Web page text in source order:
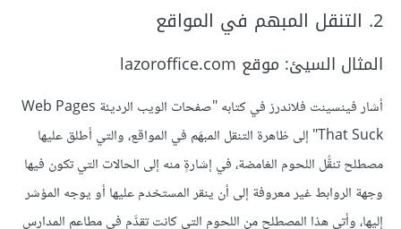
2. التنقل المبهم في المواقع
المثال السيئ: موقع lazoroffice.com
أشار فينسينت فلاندرز في كتابه "صفحات الويب الرديئة Web Pages
That Suck" إلى ظاهرة التنقل المبهَم في المواقع، والتي أطلق عليها
مصطلح تنقُّل اللحوم الغامضة، في إشارةٍ منه إلى الحالات التي تكون فيها
وجهة الروابط غير معروفة إلى أن ينقر المستخدم عليها أو يوجه المؤشر
إليها، وأتى هذا المصطلح من اللحوم التي كانت تقدَّم في مطاعم المدارس